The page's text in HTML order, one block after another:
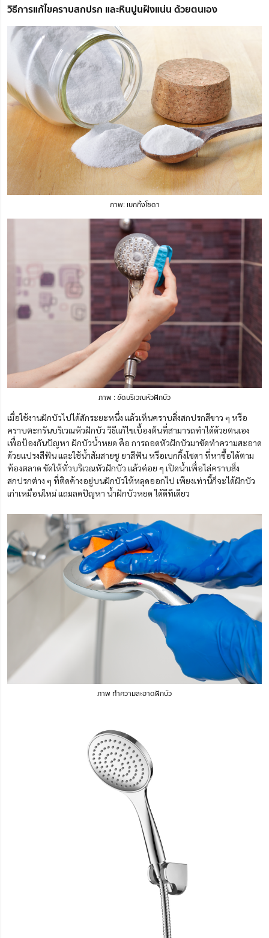
วิธีการแก้ไขคราบสกปรก และหินปูนฝังแน่น ด้วยตนเอง
ภาพ: เบกกิ้งโซดา
ภาพ : ขัดบริเวณหัวฝักบัว
เมื่อใช้งานฝักบัวไปได้สักระยะหนึ่ง แล้วเห็นคราบสิ่งสกปรกสีขาว ๆ หรือ
คราบตะกรันบริเวณหัวฝักบัว วิธีแก้ไขเบื้องต้นที่สามารถทำได้ด้วยตนเอง
เพื่อป้องกันปัญหา ฝักบัวน้ำหยด คือ การถอดหัวฝักบัวมาขัดทำความสะอาด
ด้วยแปรงสีฟัน และใช้น้ำส้มสายชู ยาสีฟัน หรือเบกกิ้งโซดา ที่หาซื้อได้ตาม
ท้องตลาด ขัดให้ทั่วบริเวณหัวฝักบัว แล้วค่อย ๆ เปิดน้ำเพื่อไล่คราบสิ่ง
สกปรกต่าง ๆ ที่ติดค้างอยู่บนฝักบัวให้หลุดออกไป เพียงเท่านี้ก็จะได้ฝักบัว
เก่าเหมือนใหม่ แถมลดปัญหา น้ำฝักบัวหยด ได้ดีทีเดียว
ภาพ ทำความสะอาดฝักบัว